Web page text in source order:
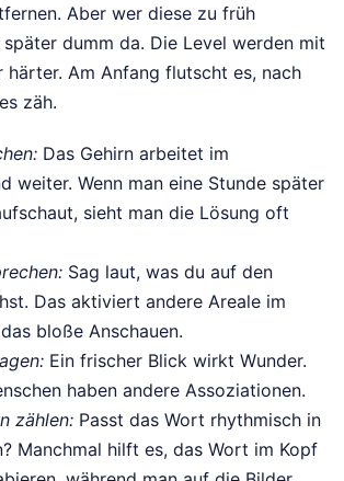
Aber wer diese zu früh
dumm da. Die Level werden mit
härter. Am Anfang flutscht es, nach
zäh.
Das Gehirn arbeitet im
weiter. Wenn man eine Stunde später
sieht man die Lösung oft
Sag laut, was du auf den
Das aktiviert andere Areale im
bloße Anschauen.
Ein frischer Blick wirkt Wunder.
haben andere Assoziationen.
zählen: Passt das Wort rhythmisch in
Manchmal hilft es, das Wort im Kopf